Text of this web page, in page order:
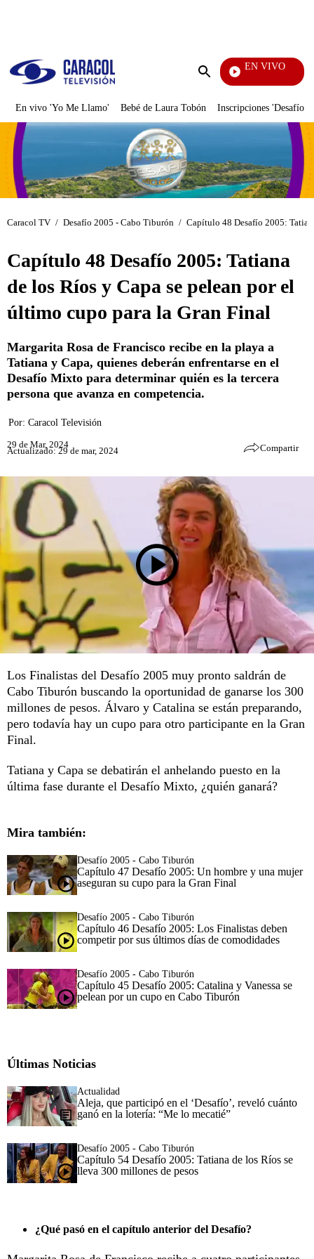
Enviar
EN VIVO
Yo
En vivo 'Yo Me Llamo' Bebé de Laura Tobón Inscripciones 'Desafío'
Caracol TV / Desafío 2005 - Cabo Tiburón / Capítulo 48 Desafío 2005:
Capítulo 48 Desafío 2005: Tatiana
de los Ríos y Capa se pelean por el
último cupo para la Gran Final
Margarita Rosa de Francisco recibe en la playa a
Tatiana y Capa, quienes deberán enfrentarse en el
Desafío Mixto para determinar quién es la tercera
persona que avanza en competencia.
Por: Caracol Televisión
29 de Mar, 2024
Actualizado: 29 de mar, 2024 Compartir
Los Finalistas del Desafío 2005 muy pronto saldrán de
Cabo Tiburón buscando la oportunidad de ganarse los 300
millones de pesos. Álvaro y Catalina se están preparando,
pero todavía hay un cupo para otro participante en la Gran
Final.
Tatiana y Capa se debatirán el anhelando puesto en la
última fase durante el Desafío Mixto, ¿quién ganará?
Mira también:
Desafío 2005 - Cabo Tiburón
Capítulo 47 Desafío 2005: Un hombre y una mujer
aseguran su cupo para la Gran Final
Desafío 2005 - Cabo Tiburón
Capítulo 46 Desafío 2005: Los Finalistas deben
competir por sus últimos días de comodidades
Desafío 2005 - Cabo Tiburón
Capítulo 45 Desafío 2005: Catalina y Vanessa se
pelean por un cupo en Cabo Tiburón
Últimas Noticias
Actualidad
Aleja, que participó en el ‘Desafío’, reveló cuánto
ganó en la lotería: “Me lo mecatié”
Desafío 2005 - Cabo Tiburón
Capítulo 54 Desafío 2005: Tatiana de los Ríos se
lleva 300 millones de pesos
¿Qué pasó en el capítulo anterior del Desafío?